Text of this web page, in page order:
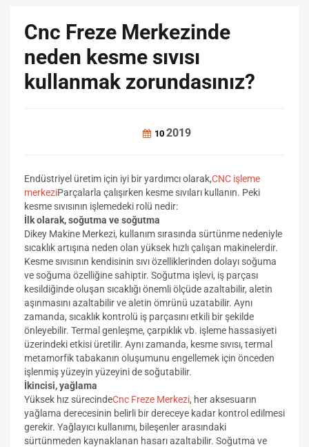
Cnc Freze Merkezinde
neden kesme sıvısı
kullanmak zorundasınız?
10 2019
Endüstriyel üretim için iyi bir yardımcı olarak,CNC işleme
merkeziParçalarla çalışırken kesme sıvıları kullanın. Peki
kesme sıvısının işlemedeki rolü nedir:
İlk olarak, soğutma ve soğutma
Dikey Makine Merkezi, kullanım sırasında sürtünme nedeniyle
sıcaklık artışına neden olan yüksek hızlı çalışan makinelerdir.
Kesme sıvısının kendisinin sıvı özelliklerinden dolayı soğuma
ve soğuma özelliğine sahiptir. Soğutma işlevi, iş parçası
kesildiğinde oluşan sıcaklığı önemli ölçüde azaltabilir, aletin
aşınmasını azaltabilir ve aletin ömrünü uzatabilir. Aynı
zamanda, sıcaklık kontrolü iş parçasını etkili bir şekilde
önleyebilir. Termal genleşme, çarpıklık vb. işleme hassasiyeti
üzerindeki etkisi üretilir. Aynı zamanda, kesme sıvısı, termal
metamorfik tabakanın oluşumunu engellemek için önceden
işlenmiş yüzeyin yüzeyini de soğutabilir.
İkincisi, yağlama
Yüksek hız sürecindeCnc Freze Merkezi, her aksesuarın
yağlama derecesinin belirli bir dereceye kadar kontrol edilmesi
gerekir. Yağlayıcı kullanımı, bileşenler arasındaki
sürtünmeden kaynaklanan hasarı azaltabilir. Soğutma ve